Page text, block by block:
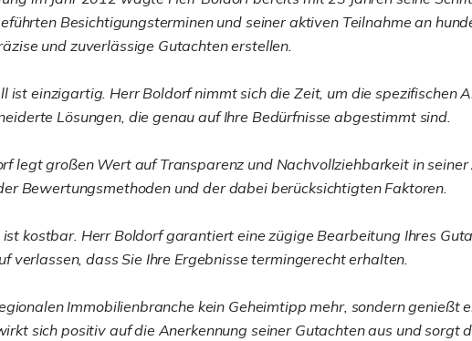
Besichtigungsterminen und seiner aktiven Teilnahme an
und zuverlässige Gutachten erstellen.
ist einzigartig. Herr Boldorf nimmt sich die Zeit, um die spezifischen
Lösungen, die genau auf Ihre Bedürfnisse abgestimmt sind.
legt großen Wert auf Transparenz und Nachvollziehbarkeit in
Bewertungsmethoden und der dabei berücksichtigten Faktoren.
kostbar. Herr Boldorf garantiert eine zügige Bearbeitung Ihres
verlassen, dass Sie Ihre Ergebnisse termingerecht erhalten.
Immobilienbranche kein Geheimtipp mehr, sondern genießt
sich positiv auf die Anerkennung seiner Gutachten aus und sorgt